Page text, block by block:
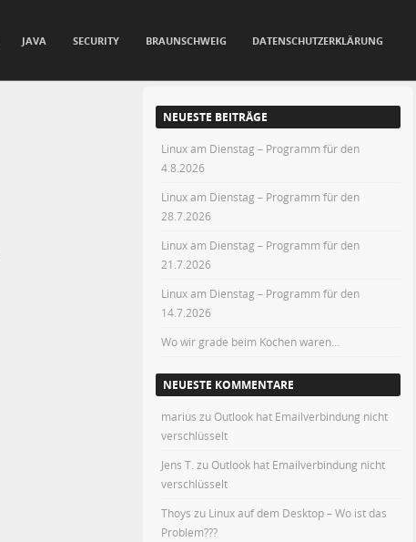
JAVA SECURITY BRAUNSCHWEIG DATENSCHUTZERKLÄRUNG
NEUESTE BEITRÄGE
Linux am Dienstag – Programm für den
4.8.2026
Linux am Dienstag – Programm für den
28.7.2026
Linux am Dienstag – Programm für den
21.7.2026
Linux am Dienstag – Programm für den
14.7.2026
Wo wir grade beim Kochen waren…
NEUESTE KOMMENTARE
marius zuOutlook hat Emailverbindung nicht
verschlüsselt
Jens T. zuOutlook hat Emailverbindung nicht
verschlüsselt
Thoys zu Linux auf dem Desktop – Wo ist das
Problem???